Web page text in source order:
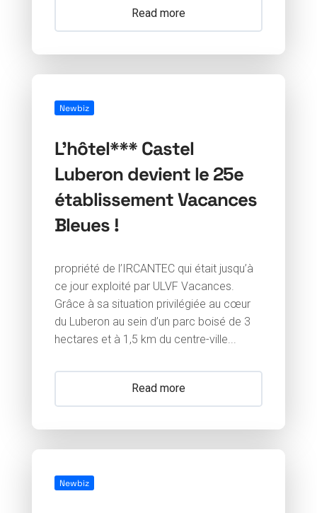
Read more
Newbiz
L’hôtel*** Castel
Luberon devient le 25e
établissement Vacances
Bleues !
propriété de l’IRCANTEC qui était jusqu’à
ce jour exploité par ULVF Vacances.
Grâce à sa situation privilégiée au cœur
du Luberon au sein d’un parc boisé de 3
hectares et à 1,5 km du centre-ville...
Read more
Newbiz